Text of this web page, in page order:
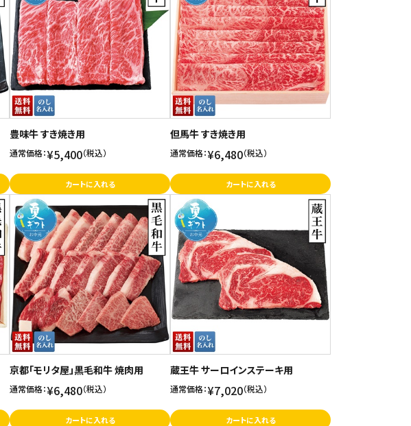
豊味牛 すき焼き用
通常価格：¥5,400（税込）
カートに入れる
但馬牛 すき焼き用
通常価格：¥6,480（税込）
カートに入れる
京都「モリタ屋」黒毛和牛 焼肉用
通常価格：¥6,480（税込）
カートに入れる
蔵王牛 サーロインステーキ用
通常価格：¥7,020（税込）
カートに入れる